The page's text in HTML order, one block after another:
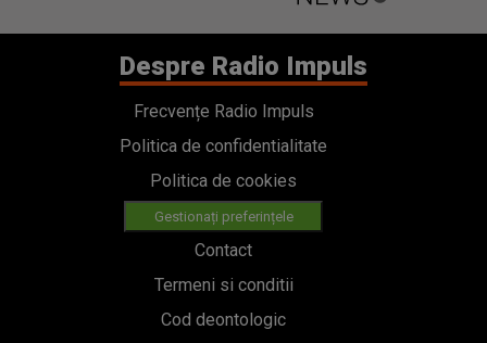
Despre Radio Impuls
Frecvențe Radio Impuls
Politica de confidentialitate
Politica de cookies
Gestionați preferințele
Contact
Termeni si conditii
Cod deontologic